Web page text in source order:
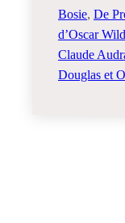
Bosie, De
d’Oscar
Claude
Douglas et